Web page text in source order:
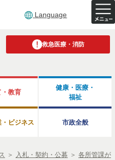
Language
救急医療・消防
教育
健康・医療・
福祉
ビジネス 市政全般
＞ 入札・契約・公募 ＞ 各所管課が